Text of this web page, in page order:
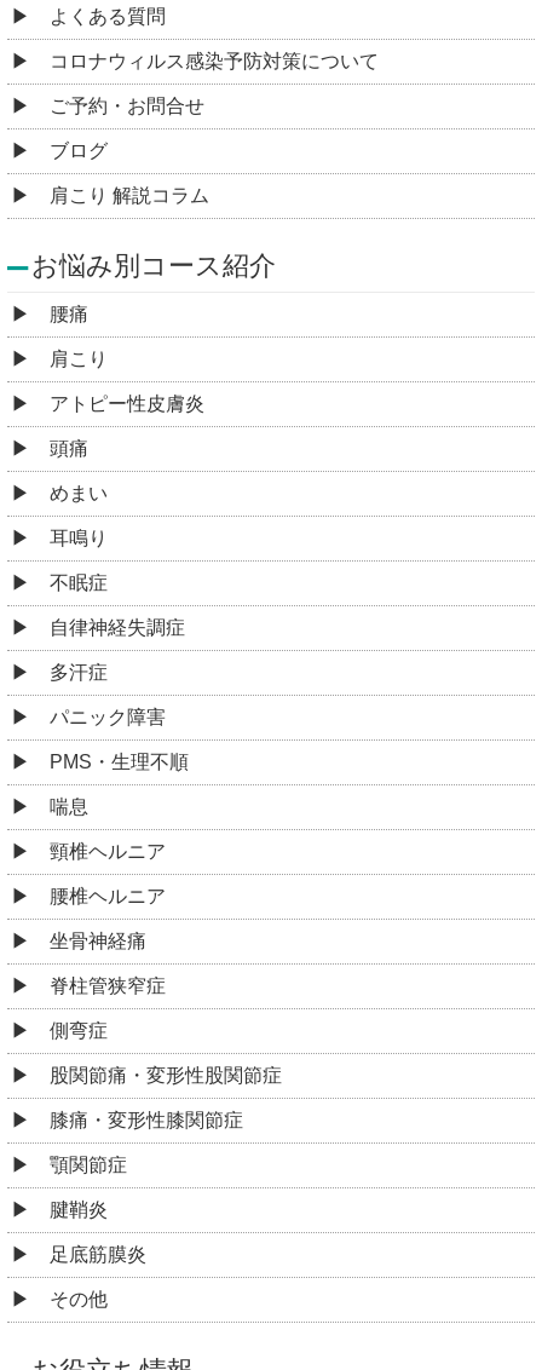
よくある質問
コロナウィルス感染予防対策について
ご予約・お問合せ
ブログ
肩こり 解説コラム
お悩み別コース紹介
腰痛
肩こり
アトピー性皮膚炎
頭痛
めまい
耳鳴り
不眠症
自律神経失調症
多汗症
パニック障害
PMS・生理不順
喘息
頸椎ヘルニア
腰椎ヘルニア
坐骨神経痛
脊柱管狭窄症
側弯症
股関節痛・変形性股関節症
膝痛・変形性膝関節症
顎関節症
腱鞘炎
足底筋膜炎
その他